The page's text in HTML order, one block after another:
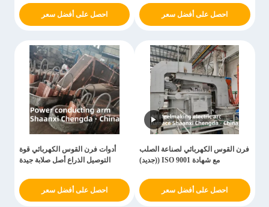
احصل على أفضل سعر احصل على أفضل سعر
فرن القوس الكهربائي لصناعة الصلب
مع شهادة ISO 9001 ((جديد)
احصل على أفضل سعر
أدوات فرن القوس الكهربائي قوة
التوصيل الذراع أصل صلابة جيدة
احصل على أفضل سعر